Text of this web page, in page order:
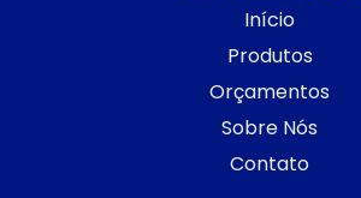
Início
Produtos
Orçamentos
Sobre Nós
Contato